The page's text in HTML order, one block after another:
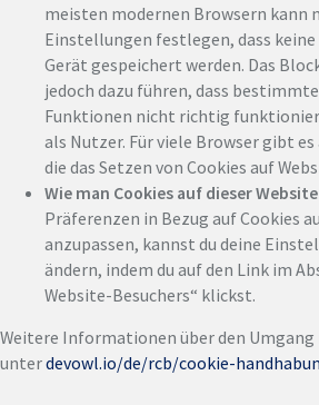
meisten modernen Browsern kann
Einstellungen festlegen, dass keine
Gerät gespeichert werden. Das
jedoch dazu führen, dass bestimmte
Funktionen nicht richtig
als Nutzer. Für viele Browser gibt
die das Setzen von Cookies auf
Wie man Cookies auf dieser
Präferenzen in Bezug auf Cookies
anzupassen, kannst du deine
ändern, indem du auf den Link im
Website-Besuchers“ klickst.
Weitere Informationen über den
unterdevowl.io/de/rcb/cookie-